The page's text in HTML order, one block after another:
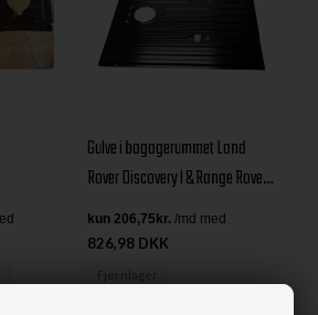
Gulve i bagagerummet Land
Rover Discovery I & Range Rover
Classic
826,98 DKK
Fjernlager